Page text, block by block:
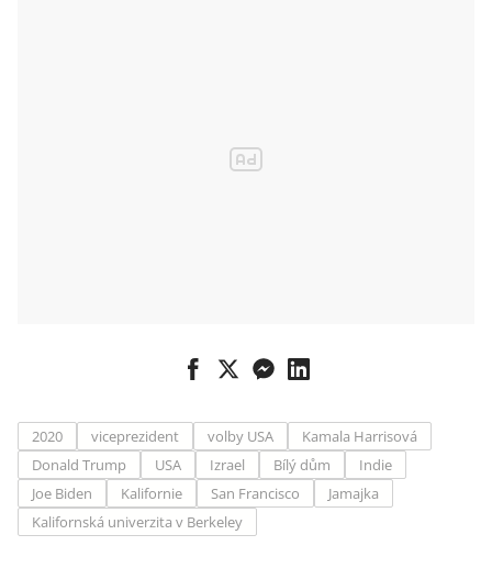
2020 viceprezident volby USA
Kamala Harrisová
Donald Trump
USA Izrael Bílý dům
Indie
Joe Biden
Kalifornie San Francisco
Jamajka
Kalifornská univerzita v Berkeley